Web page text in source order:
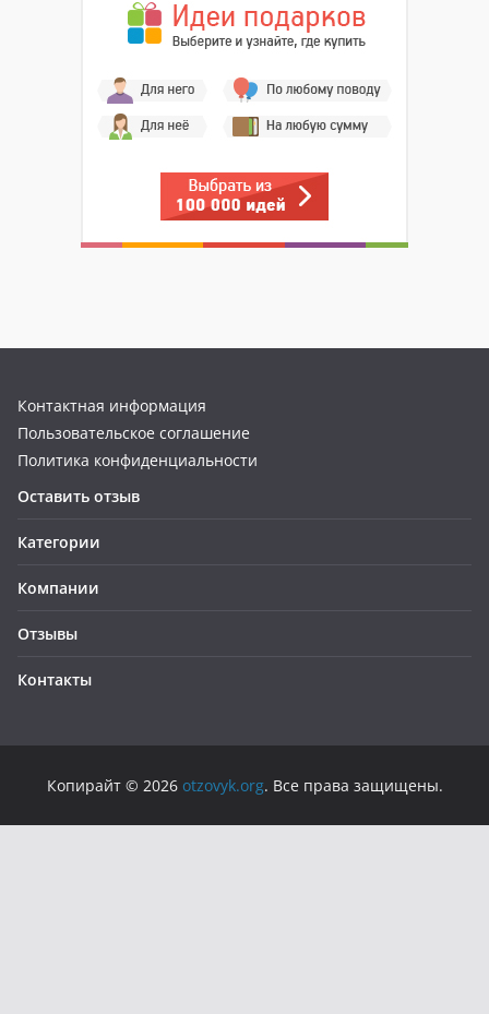
Контактная информация
Пользовательское соглашение
Политика конфиденциальности
Оставить отзыв
Категории
Компании
Отзывы
Контакты
Копирайт © 2026 otzovyk.org. Все права защищены.